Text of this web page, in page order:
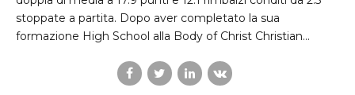
stoppate a partita. Dopo aver completato la sua
formazione High School alla Body of Christ Christian...